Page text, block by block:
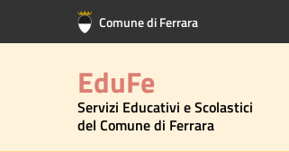
Vai al contenuto principale
Vai al footer Comune di Ferrara
EduFe
Servizi Educativi e Scolastici
del Comune di Ferrara